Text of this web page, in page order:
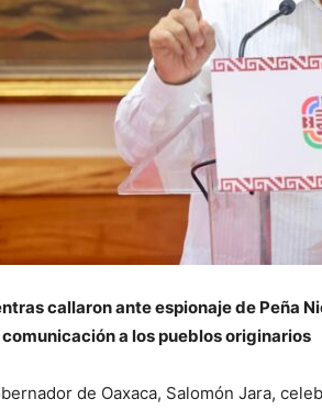
callaron ante espionaje de Peña
a los pueblos originarios
de Oaxaca, Salomón Jara,